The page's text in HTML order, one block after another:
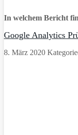
In welchem Bericht
Google Analytics
8. März 2020